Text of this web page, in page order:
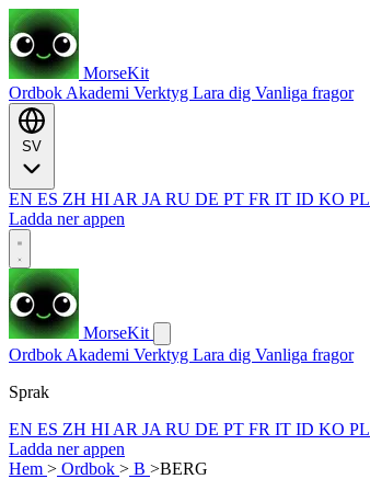
MorseKit
Ordbok Akademi Verktyg Lara dig Vanliga fragor
EN ES ZH HI AR JA RU DE PT FR IT ID KO PL
Ladda ner appen
MorseKit
Ordbok Akademi Verktyg Lara dig Vanliga fragor
Sprak
EN ES ZH HI AR JA RU DE PT FR IT ID KO PL
Ladda ner appen
Hem > Ordbok > B >BERG